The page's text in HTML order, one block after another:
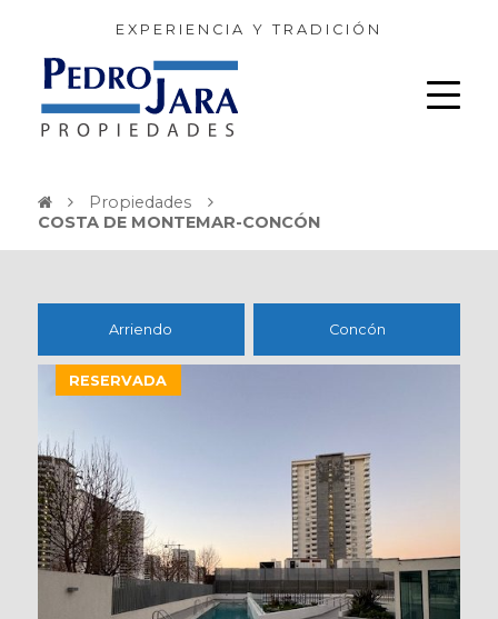
EXPERIENCIA Y TRADICIÓN
Propiedades
COSTA DE MONTEMAR-CONCÓN
Arriendo Concón
RESERVADA